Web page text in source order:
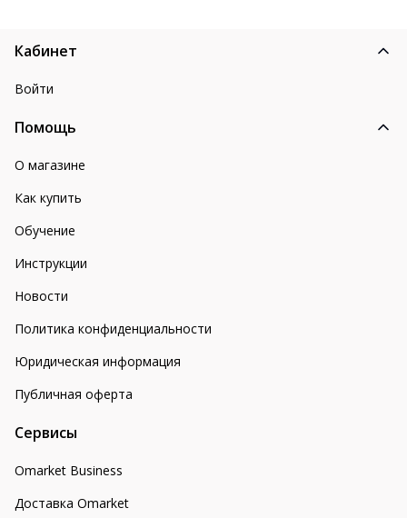
Кабинет
Войти
Помощь
О магазине
Как купить
Обучение
Инструкции
Новости
Политика конфиденциальности
Юридическая информация
Публичная оферта
Сервисы
Omarket Business
Доставка Omarket